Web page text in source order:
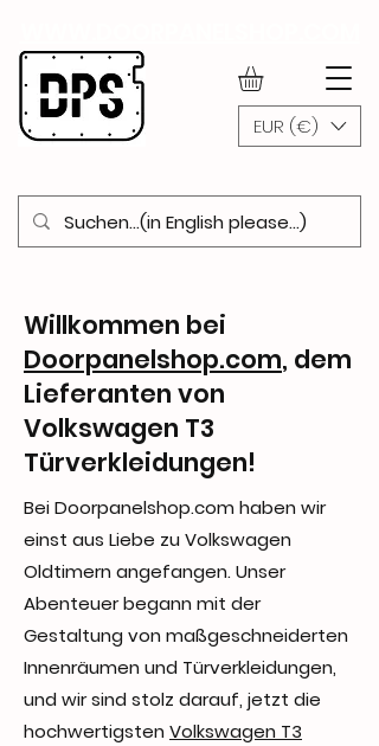
EUR (€)
Willkommen bei
Doorpanelshop.com, dem
Lieferanten von
Volkswagen T3
Türverkleidungen!
Bei Doorpanelshop.com haben wir
einst aus Liebe zu Volkswagen
Oldtimern angefangen. Unser
Abenteuer begann mit der
Gestaltung von maßgeschneiderten
Innenräumen und Türverkleidungen,
und wir sind stolz darauf, jetzt die
hochwertigsten Volkswagen T3